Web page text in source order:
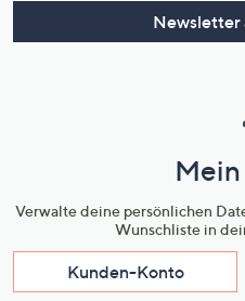
Newsletter
Verwalte deine persönlichen
Wunschliste in
Kunden-Konto